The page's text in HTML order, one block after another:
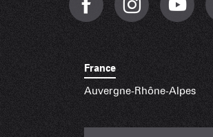
France
Auvergne-Rhône-Alpes